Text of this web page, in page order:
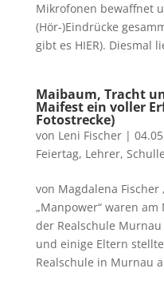
Mikrofonen bewaffnet
(Hör-)Eindrücke
gibt es HIER). Diesmal
Maibaum, Tracht
Maifest ein voller
Fotostrecke)
von Leni Fischer|
Feiertag, Lehrer,
von Magdalena Fischer
„Manpower“ waren
der Realschule
und einige Eltern
Realschule in Murnau